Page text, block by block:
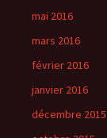
mai 2016
mars 2016
février 2016
janvier 2016
décembre 2015